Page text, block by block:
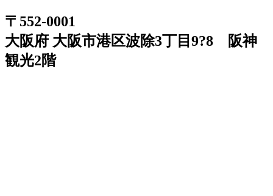
〒552-0001
大阪府 大阪市港区波除3丁目9?8 阪神
観光2階